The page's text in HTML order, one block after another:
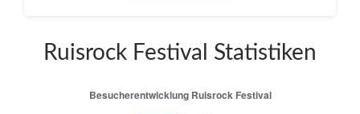
Ruisrock Festival Statistiken